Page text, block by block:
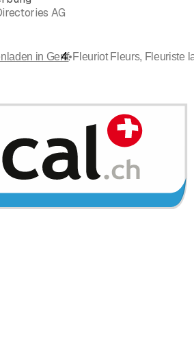
AG
in Genf•Fleuriot Fleurs, Fleuriste